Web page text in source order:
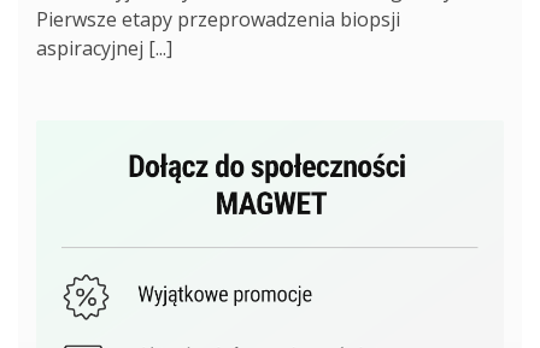
Pierwsze etapy przeprowadzenia biopsji
aspiracyjnej [...]